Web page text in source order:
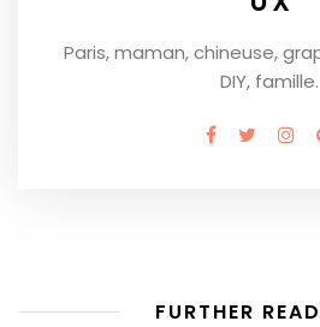
Paris, maman, chineuse,
DIY, famille.
FURTHER